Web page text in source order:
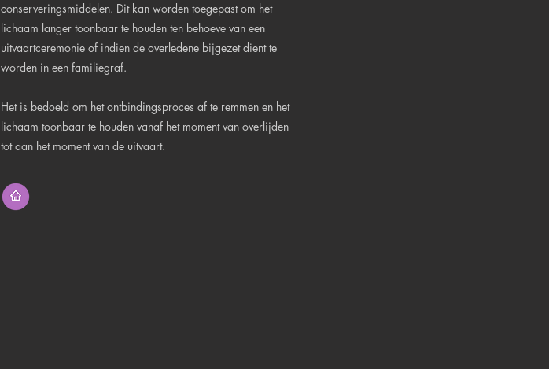
conserveringsmiddelen. Dit kan worden toegepast om het
lichaam langer toonbaar te houden ten behoeve van een
uitvaartceremonie of indien de overledene bijgezet dient te
worden in een familiegraf.
Het is bedoeld om het ontbindingsproces af te remmen en het
lichaam toonbaar te houden vanaf het moment van overlijden
tot aan het moment van de uitvaart.